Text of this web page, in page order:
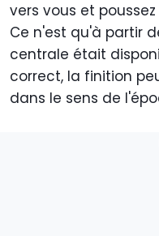
vers vous et
Ce n'est qu'à partir
centrale était
correct, la finition
dans le sens de